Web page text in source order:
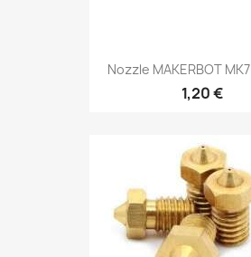
Nozzle MAKERBOT
1,20 €